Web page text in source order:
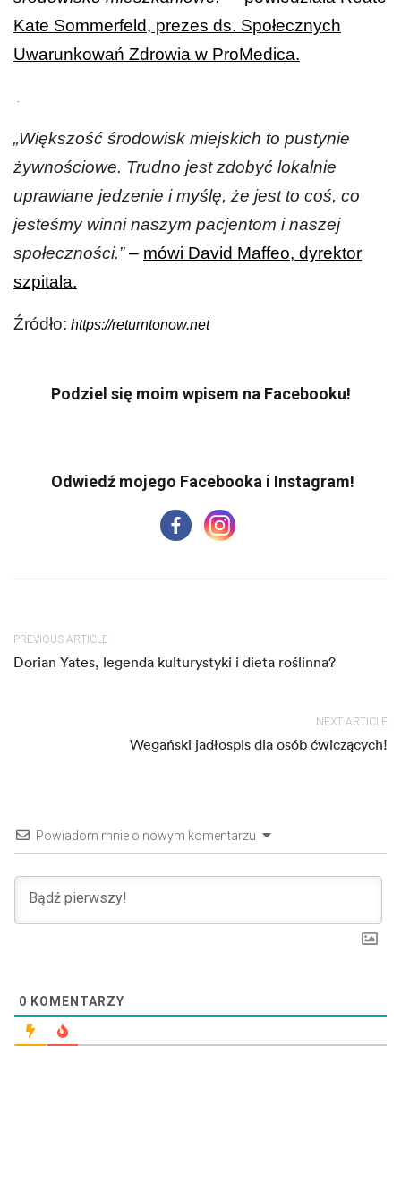
Kate Sommerfeld, prezes ds. Społecznych
Uwarunkowań Zdrowia w ProMedica.
„Większość środowisk miejskich to pustynie
żywnościowe. Trudno jest zdobyć lokalnie
uprawiane jedzenie i myślę, że jest to coś, co
jesteśmy winni naszym pacjentom i naszej
społeczności.”– mówi David Maffeo, dyrektor
szpitala.
Źródło: https://returntonow.net
Podziel się moim wpisem na Facebooku!
PREVIOUS ARTICLE
Dorian Yates, legenda kulturystyki i dieta roślinna?
NEXT ARTICLE
Wegański jadłospis dla osób ćwiczących!
Powiadom mnie o nowym komentarzu
0 KOMENTARZY